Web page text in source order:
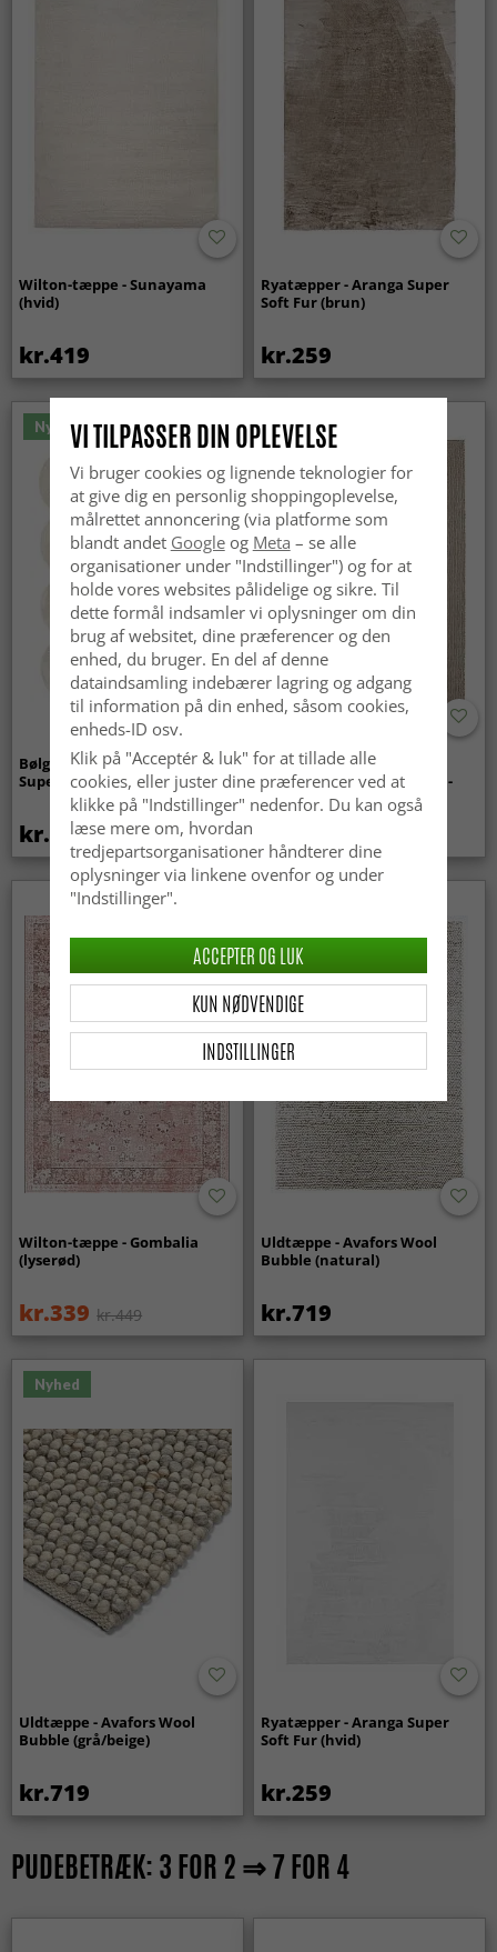
Wilton-tæppe - Sunayama
(hvid)
kr.419
Ryatæpper - Aranga Super
Soft Fur (brun)
kr.259
Nyhed
Bølget ryatæppe - Aranga
Super Soft Fur (beige)
kr.369
Tæpper til
indendørs/udendørs brug -
Arlo (beige)
Wilton-tæppe - Gombalia
(lyserød)
kr.339 kr.449
Uldtæppe - Avafors Wool
Bubble (natural)
kr.719
Nyhed
Uldtæppe - Avafors Wool
Bubble (grå/beige)
kr.719
Ryatæpper - Aranga Super
Soft Fur (hvid)
kr.259
PUDEBETRÆK: 3 FOR 2 ⇒ 7 FOR 4
VI TILPASSER DIN OPLEVELSE
Vi bruger cookies og lignende teknologier for
at give dig en personlig shoppingoplevelse,
målrettet annoncering (via platforme som
blandt andet Googleog Meta – se alle
organisationer under "Indstillinger") og for at
holde vores websites pålidelige og sikre. Til
dette formål indsamler vi oplysninger om din
brug af websitet, dine præferencer og den
enhed, du bruger. En del af denne
dataindsamling indebærer lagring og adgang
til information på din enhed, såsom cookies,
enheds-ID osv.
Klik på "Acceptér & luk" for at tillade alle
cookies, eller juster dine præferencer ved at
klikke på "Indstillinger" nedenfor. Du kan også
læse mere om, hvordan
tredjepartsorganisationer håndterer dine
oplysninger via linkene ovenfor og under
"Indstillinger".
INDSTILLINGER
KUN NØDVENDIGE
ACCEPTER OG LUK